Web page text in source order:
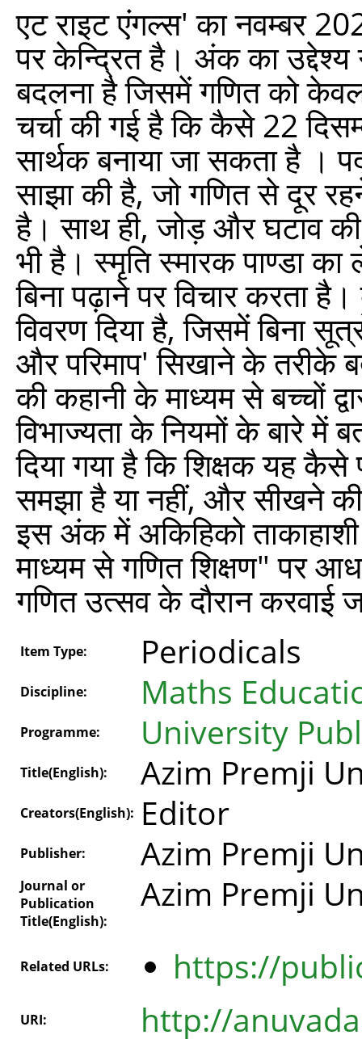
एट राइट एंगल्स' का नवम्बर
पर केन्द्रित है। अंक का
बदलना है जिसमें गणित को
चर्चा की गई है कि कैसे 22
सार्थक बनाया जा सकता है ।
साझा की है, जो गणित से दूर
है। साथ ही, जोड़ और घटाव
भी है। स्मृति स्मारक पाण्डा
बिना पढ़ाने पर विचार करता
विवरण दिया है, जिसमें बिना
और परिमाप' सिखाने के तरीके
की कहानी के माध्यम से बच्चों
विभाज्यता के नियमों के बारे में
दिया गया है कि शिक्षक यह कैसे
समझा है या नहीं, और सीखने
इस अंक में अकिहिको
माध्यम से गणित शिक्षण" पर
गणित उत्‍सव के दौरान करवाई
Item Type: Periodicals
Discipline: Maths
Programme: University
Title(English): Azim Premji
Creators(English): Editor
Publisher: Azim Premji
Journal or
Publication
Title(English):
Azim Premji
Related URLs: https://
URI:
http://